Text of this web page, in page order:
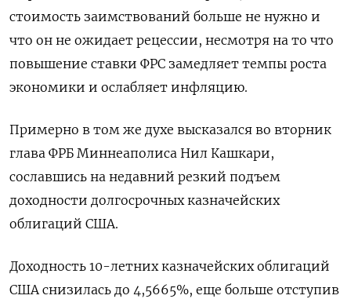
стоимость заимствований больше не нужно и
что он не ожидает рецессии, несмотря на то что
повышение ставки ФРС замедляет темпы роста
экономики и ослабляет инфляцию.
Примерно в том же духе высказался во вторник
глава ФРБ Миннеаполиса Нил Кашкари,
сославшись на недавний резкий подъем
доходности долгосрочных казначейских
облигаций США.
Доходность 10-летних казначейских облигаций
США снизилась до 4,5665%, еще больше отступив